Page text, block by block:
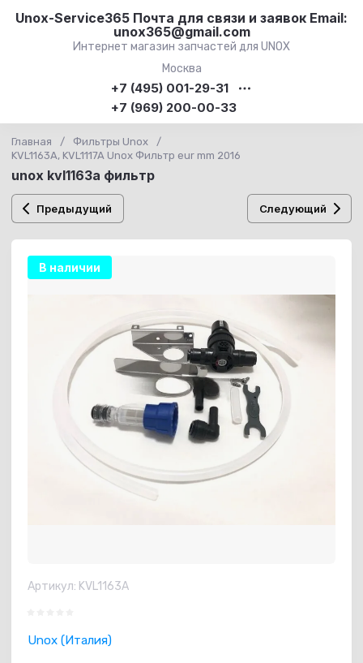
Unox-Service365 Почта для связи и заявок Email:
unox365@gmail.com
Интернет магазин запчастей для UNOX
Москва
+7 (495) 001-29-31
+7 (969) 200-00-33
Главная / Фильтры Unox
/
KVL1163A, KVL1117A Unox Фильтр eur mm 2016
unox kvl1163a фильтр
Предыдущий Следующий
В наличии
Артикул: KVL1163A
Unox (Италия)